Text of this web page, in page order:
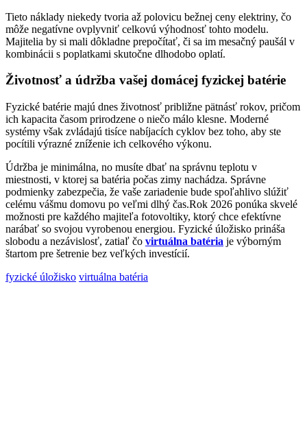
Tieto náklady niekedy tvoria až polovicu bežnej ceny elektriny, čo
môže negatívne ovplyvniť celkovú výhodnosť tohto modelu.
Majitelia by si mali dôkladne prepočítať, či sa im mesačný paušál v
kombinácii s poplatkami skutočne dlhodobo oplatí.
Životnosť a údržba vašej domácej fyzickej batérie
Fyzické batérie majú dnes životnosť približne pätnásť rokov, pričom
ich kapacita časom prirodzene o niečo málo klesne. Moderné
systémy však zvládajú tisíce nabíjacích cyklov bez toho, aby ste
pocítili výrazné zníženie ich celkového výkonu.
Údržba je minimálna, no musíte dbať na správnu teplotu v
miestnosti, v ktorej sa batéria počas zimy nachádza. Správne
podmienky zabezpečia, že vaše zariadenie bude spoľahlivo slúžiť
celému vášmu domovu po veľmi dlhý čas.Rok 2026 ponúka skvelé
možnosti pre každého majiteľa fotovoltiky, ktorý chce efektívne
narábať so svojou vyrobenou energiou. Fyzické úložisko prináša
slobodu a nezávislosť, zatiaľ čo virtuálna batéria je výborným
štartom pre šetrenie bez veľkých investícií.
fyzické úložisko virtuálna batéria